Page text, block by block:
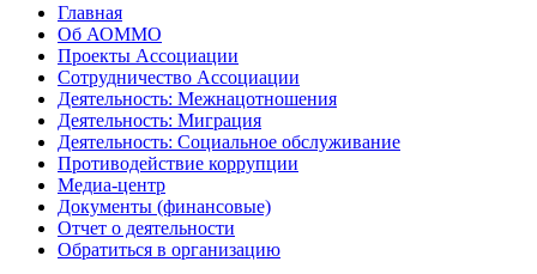
Главная
Об АОММО
Проекты Ассоциации
Сотрудничество Ассоциации
Деятельность: Межнацотношения
Деятельность: Миграция
Деятельность: Социальное обслуживание
Противодействие коррупции
Медиа-центр
Документы (финансовые)
Отчет о деятельности
Обратиться в организацию